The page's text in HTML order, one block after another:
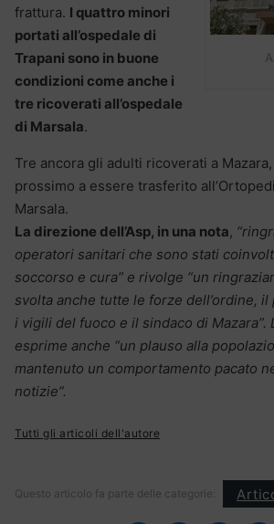
frattura. I quattro minori
portati all’ospedale di
Trapani sono in buone
condizioni come anche i
tre ricoverati all’ospedale
di Marsala.
Tre ancora gli adulti ricoverati a
prossimo a essere trasferito
Marsala.
La direzione dell’Asp, in una nota,
operatori sanitari che sono stati
soccorso e cura” e rivolge “un
svolta anche tutte le forze dell’ordine, il
i vigili del fuoco e il sindaco di Mazara”.
esprime anche “un plauso alla
mantenuto un comportamento pacato
notizie”.
Tutti gli articoli dell'autore
Questo articolo fa parte delle categorie: